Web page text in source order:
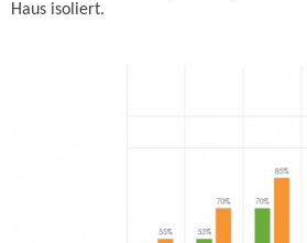
Haus isoliert.